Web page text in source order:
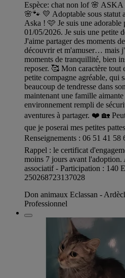
Espèce: chat non lof 🌸
🌸🐾 💛 Adoptable sous statut
Aska ! 🩷 Je suis une adorable
01/05/2026. Je suis une petite
J'aime partager des moments
découvrir et m'amuser… mais
moments de tranquillité, bien
reposer. 🥰 Mon caractère tout
petite compagne agréable, qui
beaucoup de tendresse dans
maintenant une famille
environnement rempli de
aventures à partager. ❤️ 🏡
que je poserai mes petites
Renseignements : 06 51 41
Rappel : le certificat
moins 7 jours avant l'adoption.
associatif - Participation : 140
250268723137028
Don animaux Eclassan -
Professionnel